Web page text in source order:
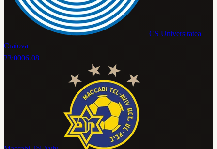
CS Universitatea
Craiova
23:0006-08